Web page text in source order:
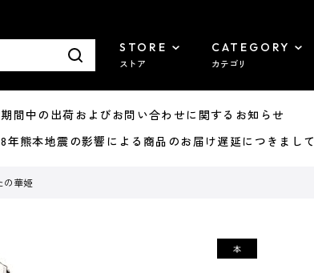
STORE
ストア
CATEGORY
カテゴリ
中の出荷およびお問い合わせに関するお知らせ
熊本地震の影響による商品のお届け遅延につきまして
の華姫